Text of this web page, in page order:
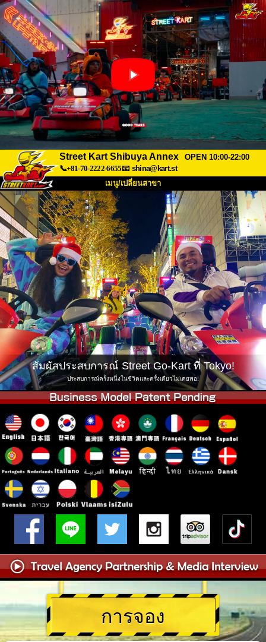
Street Kart Shibuya Annex
OPEN 10:00-22:00
📞+81-70-2222-6655📧 shina@kart.st
เมนู/เปลี่ยนสาขา
เกี่ยวกับ สเปค ราคา
การเข้าถึง เสียงจากผู้ใช้ คำถามที่พบบ่อย
บริษัท การจอง
เปลี่ยนสาขา
Tokyo Shinagawa Tokyo Akihabara#1
Tokyo Akihabara#2 Tokyo Shibuya
Tokyo Shibuya Annex Tokyo Bay
Tokyo Asakusa Osaka
Okinawa
สัมผัสประสบการณ์ Street Go-Kart ที่ Tokyo!
ประสบการณ์ครั้งหนึ่งในชีวิตและครั้งเดียวไม่เคยพอ!
การจอง